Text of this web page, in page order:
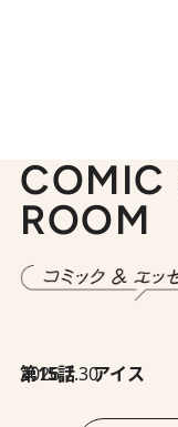
COMIC
ROOM
2026.7.30
第15話 アイス